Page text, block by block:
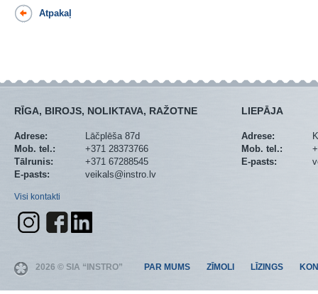
Atpakaļ
RĪGA, BIROJS, NOLIKTAVA, RAŽOTNE
Adrese:
Lāčplēša 87d
Mob. tel.:
+371 28373766
Tālrunis:
+371 67288545
E-pasts:
veikals@instro.lv
Visi kontakti
LIEPĀJA
Adrese:
Mob. tel.:
E-pasts:
2026 © SIA “INSTRO” PAR MUMS ZĪMOLI LĪZINGS